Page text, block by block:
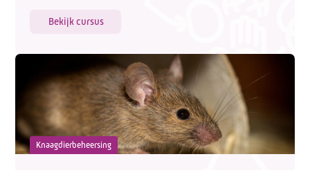
Bekijk cursus
Knaagdierbeheersing